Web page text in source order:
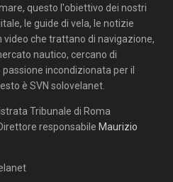
questo l'obiettivo dei nostri
le guide di vela, le notizie
video che trattano di navigazione,
nautico, cercano di
incondizionata per il
è SVN solovelanet.
Tribunale di Roma
responsabile Maurizio